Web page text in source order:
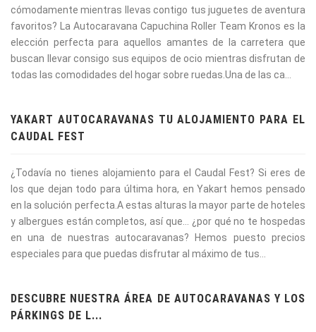
cómodamente mientras llevas contigo tus juguetes de aventura
favoritos? La Autocaravana Capuchina Roller Team Kronos es la
elección perfecta para aquellos amantes de la carretera que
buscan llevar consigo sus equipos de ocio mientras disfrutan de
todas las comodidades del hogar sobre ruedas.Una de las ca...
YAKART AUTOCARAVANAS TU ALOJAMIENTO PARA EL
CAUDAL FEST
¿Todavía no tienes alojamiento para el Caudal Fest? Si eres de
los que dejan todo para última hora, en Yakart hemos pensado
en la solución perfecta.A estas alturas la mayor parte de hoteles
y albergues están completos, así que… ¿por qué no te hospedas
en una de nuestras autocaravanas? Hemos puesto precios
especiales para que puedas disfrutar al máximo de tus...
DESCUBRE NUESTRA ÁREA DE AUTOCARAVANAS Y LOS
PÁRKINGS DE L...